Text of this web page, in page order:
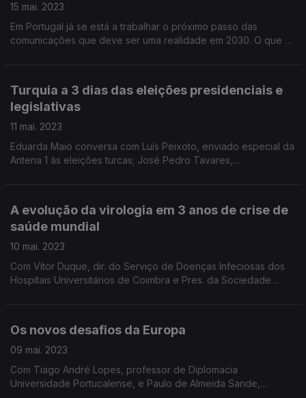
15 mai. 2023
Em Portugal já se está a trabalhar o próximo passo das
comunicações que deve ser uma realidade em 2030. O que é
Turquia a 3 dias das eleições presidenciais e
legislativas
11 mai. 2023
Eduarda Maio conversa com Luís Peixoto, enviado especial da
Antena 1 às eleições turcas; José Pedro Tavares,
A evolução da virologia em 3 anos de crise de
saúde mundial
10 mai. 2023
Com Vítor Duque, dir. do Serviço de Doenças Infeciosas dos
Hospitais Universitários de Coimbra e Pres. da Sociedade
Os novos desafios da Europa
09 mai. 2023
Com Tiago André Lopes, professor de Diplomacia
Universidade Portucalense, e Paulo de Almeida Sande,